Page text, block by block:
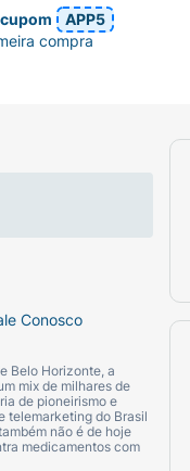
Conosco
Belo Horizonte, a
mix de milhares de
de pioneirismo e
telemarketing do Brasil
não é de hoje
medicamentos com
cupom
APP5
compra